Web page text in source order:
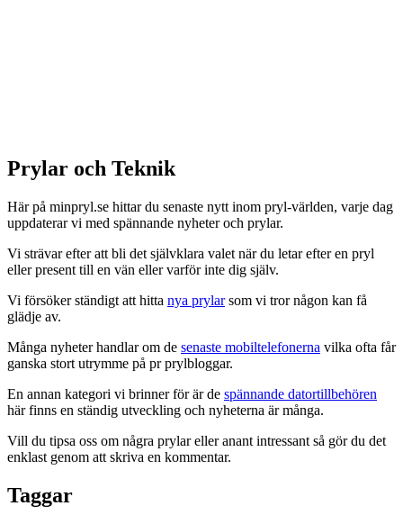
Prylar och Teknik
Här på minpryl.se hittar du senaste nytt inom pryl-världen, varje dag
uppdaterar vi med spännande nyheter och prylar.
Vi strävar efter att bli det självklara valet när du letar efter en pryl
eller present till en vän eller varför inte dig själv.
Vi försöker ständigt att hitta nya prylarsom vi tror någon kan få
glädje av.
Många nyheter handlar om de senaste mobiltelefonerna vilka ofta får
ganska stort utrymme på pr prylbloggar.
En annan kategori vi brinner för är de spännande datortillbehören
här finns en ständig utveckling och nyheterna är många.
Vill du tipsa oss om några prylar eller anant intressant så gör du det
enklast genom att skriva en kommentar.
Taggar